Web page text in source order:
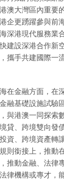
澳大灣區內重要
企更踴躍參與前
深港現代服務業
建設深港合作新
攜手共建國際一
在金融方面，在
融基礎設施試驗
與港澳一同探索
貸、跨境雙向發
資、跨境資產轉
則銜接上，推動
推動金融、法律
律機構或專才，